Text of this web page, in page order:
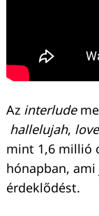
Az interlude
hallelujah,
mint 1,6 millió
hónapban,
érdeklődést.